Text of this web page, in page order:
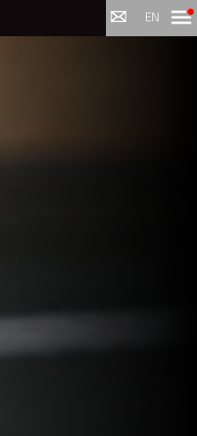
EN Menu